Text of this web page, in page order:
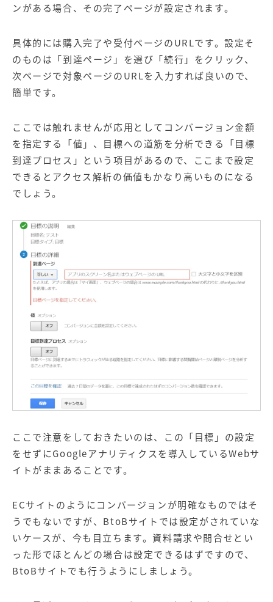
ンがある場合、その完了ページが設定されます。
具体的には購入完了や受付ページのURLです。設定そ
のものは「到達ページ」を選び「続行」をクリック、
次ページで対象ページのURLを入力すれば良いので、
簡単です。
ここでは触れませんが応用としてコンバージョン金額
を指定する「値」、目標への道筋を分析できる「目標
到達プロセス」という項目があるので、ここまで設定
できるとアクセス解析の価値もかなり高いものになる
でしょう。
ここで注意をしておきたいのは、この「目標」の設定
をせずにGoogleアナリティクスを導入しているWebサ
イトがままあることです。
ECサイトのようにコンバージョンが明確なものではそ
うでもないですが、BtoBサイトでは設定がされていな
いケースが、今も目立ちます。資料請求や問合せとい
った形でほとんどの場合は設定できるはずですので、
BtoBサイトでも行うようにしましょう。